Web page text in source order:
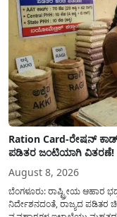
Ration Card-ರೇಷನ್
ಪಡಿತರ ಜಂಟಿಯಾಗಿ ವಿತರಣೆ!
August 8, 2026
ಬೆಂಗಳೂರು: ರಾಷ್ಟ್ರೀಯ ಆಹಾರ
ನಿರ್ದೇಶನದಂತೆ, ರಾಜ್ಯದ ಪಡಿತರ